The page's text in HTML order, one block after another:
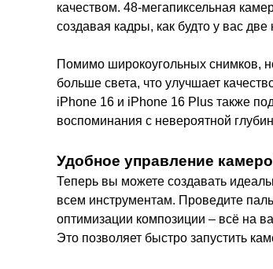
качеством. 48-мегапиксельная
создавая кадры, как будто у вас
Помимо широкоугольных снимков,
больше света, что улучшает
iPhone 16 и iPhone 16 Plus также
воспоминания с невероятной
Удобное управление
Теперь вы можете создавать
всем инструментам. Проведите
оптимизации композиции – всё на
Это позволяет быстро запустить